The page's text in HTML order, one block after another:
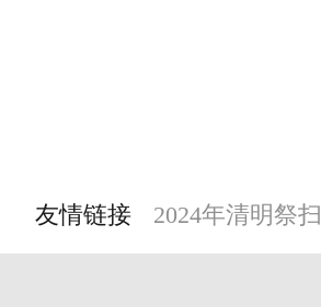
友情链接 2024年清明祭扫